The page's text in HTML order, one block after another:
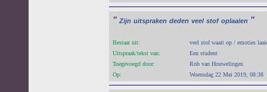
" Zijn uitspraken deden veel stof oplaaien "
Bestaat uit:
veel stof waait op / emoties
Uitspraak/tekst van:
Een student
Toegevoegd door:
Rob van Houwelingen
Op:
Woensdag 22 Mei 2019, 08:38